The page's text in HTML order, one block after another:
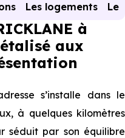
Les logements Le
à
aux
s’installe dans le
à quelques kilomètres
séduit par son équilibre